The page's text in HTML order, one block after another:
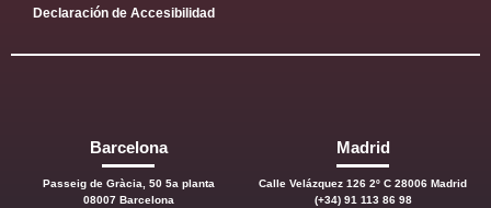
Declaración de Accesibilidad
Barcelona
Passeig de Gràcia, 50 5a planta
08007 Barcelona
Madrid
Calle Velázquez 126 2º C 28006 Madrid
(+34) 91 113 86 98